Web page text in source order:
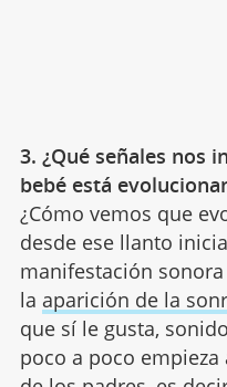
3. ¿Qué señales nos
bebé está
¿Cómo vemos que
desde ese llanto
manifestación
la aparición de la
que sí le gusta,
poco a poco